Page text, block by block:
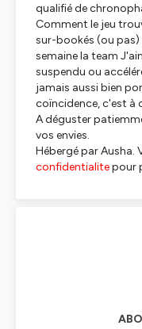
qualifié de
Comment le jeu
sur-bookés (ou
semaine la team
suspendu ou
jamais aussi bien
coïncidence, c'est à
A déguster
vos envies.
Hébergé par Ausha.
confidentialitepour